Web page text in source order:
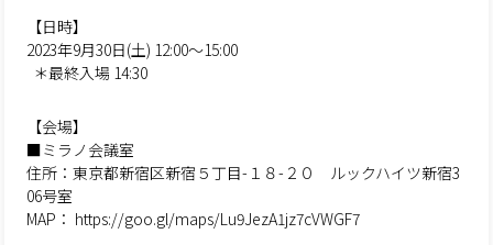
【日時】
2023年9月30日(土) 12:00〜15:00
＊最終入場 14:30
【会場】
■ミラノ会議室
住所：東京都新宿区新宿５丁目-１８-２０ ルックハイツ新宿3
06号室
MAP： https://goo.gl/maps/Lu9JezA1jz7cVWGF7